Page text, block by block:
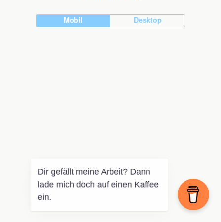
Mobil Desktop
Dir gefällt meine Arbeit? Dann
lade mich doch auf einen Kaffee